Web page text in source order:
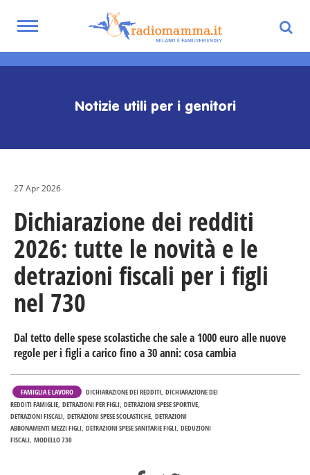
Toggle
Notizie utili per i genitori
27 Apr 2026
Dichiarazione dei redditi
2026: tutte le novità e le
detrazioni fiscali per i figli
nel 730
Dal tetto delle spese scolastiche che sale a 1000 euro alle nuove
regole per i figli a carico fino a 30 anni: cosa cambia
FAMIGLIA E LAVORO DICHIARAZIONE DEI REDDITI DICHIARAZIONE DEI
REDDITI FAMIGLIE DETRAZIONI PER FIGLI DETRAZIONI SPESE SPORTIVE
DETRAZIONI FISCALI DETRAZIONI SPESE SCOLASTICHE DETRAZIONI
ABBONAMENTI MEZZI FIGLI DETRAZIONI SPESE SANITARIE FIGLI DEDUZIONI
FISCALI MODELLO 730